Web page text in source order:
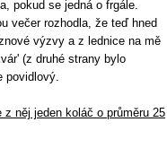
pokud se jedná o frgále.
večer rozhodla, že teď hned
výzvy a z lednice na mě
(z druhé strany bylo
povidlový.
něj jeden koláč o průměru 25